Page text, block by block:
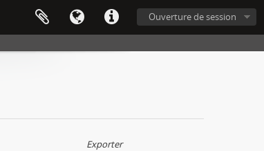
Ouverture de session
Exporter